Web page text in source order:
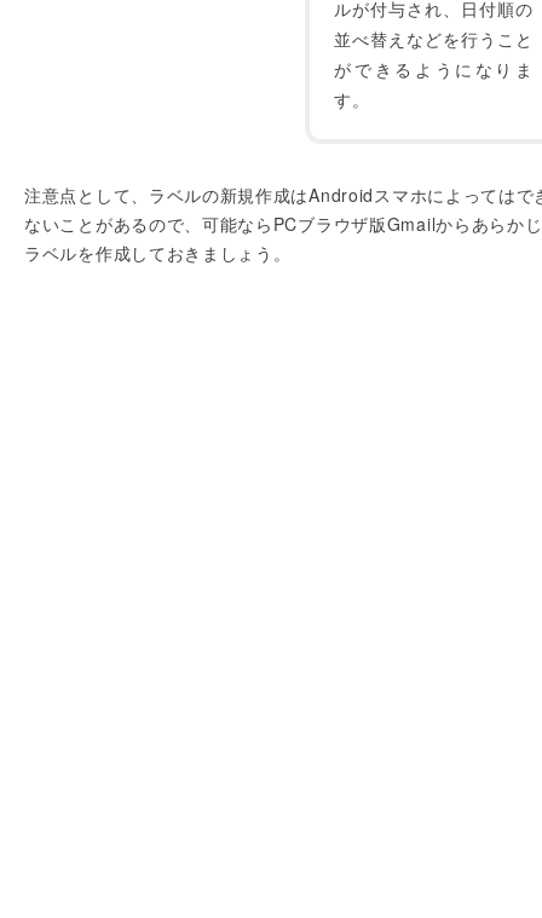
ルが付与され、日付順の
並べ替えなどを行うこと
ができるようになりま
す。
注意点として、ラベルの新規作成はAndroidスマホによってはで
ないことがあるので、可能ならPCブラウザ版Gmailからあらか
ラベルを作成しておきましょう。